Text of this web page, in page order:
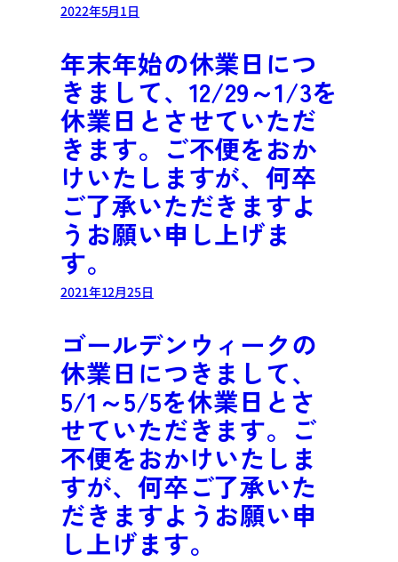
2022年5月1日
年末年始の休業日につ
きまして、12/29～1/3を
休業日とさせていただ
きます。ご不便をおか
けいたしますが、何卒
ご了承いただきますよ
うお願い申し上げま
す。
2021年12月25日
ゴールデンウィークの
休業日につきまして、
5/1～5/5を休業日とさ
せていただきます。ご
不便をおかけいたしま
すが、何卒ご了承いた
だきますようお願い申
し上げます。